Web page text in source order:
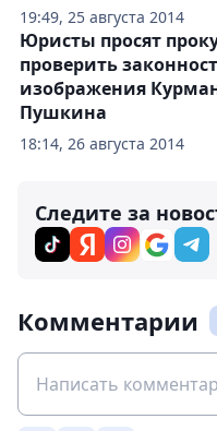
19:49, 25 августа 2014
18:14, 26 августа 2014
Юристы просят
проверить
изображения
Пушкина
Следите за
Комментарии